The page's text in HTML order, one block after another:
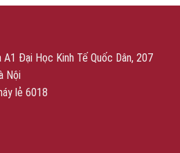
Đại Học Kinh Tế Quốc Dân, 207
Nội
lẻ 6018